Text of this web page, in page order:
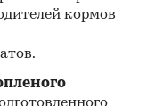
`ЮНИЛЕВЕР
кормов